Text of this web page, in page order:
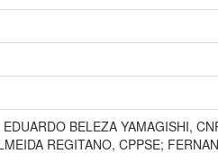
BELEZA YAMAGISHI,
REGITANO, CPPSE;